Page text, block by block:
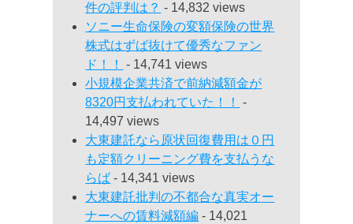
件の評判は？ - 14,832 views
ソニー生命保険の変額保険の世界
株式はずば抜けて優秀なファン
ド！！
- 14,741 views
小規模企業共済で前納減額金が
8320円支払われていた！！
-
14,497 views
大東建託なら原状回復費用は０円
も定額クリーニング費を支払うな
らば - 14,341 views
大東建託批判の不都合な真実オー
ナーへの賃料減額編 - 14,021